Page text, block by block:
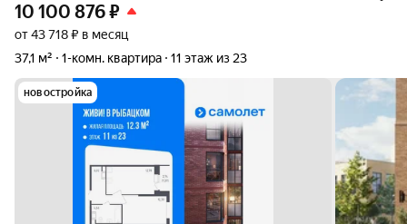
10 100 876₽
от 43 718 ₽ в месяц
37,1 м²
1-комн. квартира 11 этаж из 23
новостройка